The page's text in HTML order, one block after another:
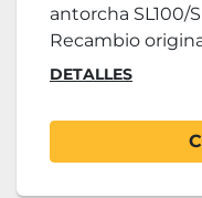
antorcha SL100/
Recambio
DETALLES